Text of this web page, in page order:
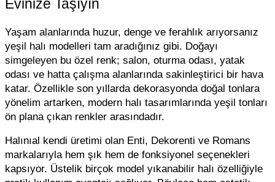
Evinize Taşıyın
Yaşam alanlarında huzur, denge ve ferahlık arıyorsanız
yeşil halı modelleri tam aradığınız gibi. Doğayı
simgeleyen bu özel renk; salon, oturma odası, yatak
odası ve hatta çalışma alanlarında sakinleştirici bir hava
katar. Özellikle son yıllarda dekorasyonda doğal tonlara
yönelim artarken, modern halı tasarımlarında yeşil tonları
ön plana çıkan renkler arasındadır.
Halınıal kendi üretimi olan Enti, Dekorenti ve Romans
markalarıyla hem şık hem de fonksiyonel seçenekleri
kapsıyor. Üstelik birçok model yıkanabilir halı özelliğiyle